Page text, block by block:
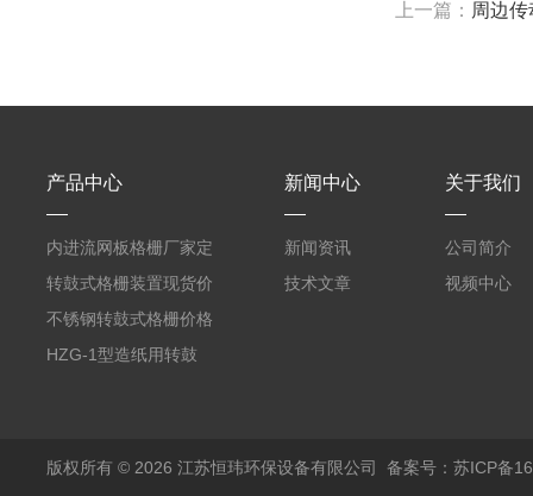
上一篇： 周边
产品中心
内进流网板格栅厂家定
制
转鼓式格栅装置现货价
格
不锈钢转鼓式格栅价格
HZG-1型造纸用转鼓
新闻中心
新闻资讯
技术文章
关于我们
公司简介
视频中心
版权所有 © 2026 江苏恒玮环保设备有限公司 备案号：苏ICP备